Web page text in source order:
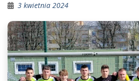
3 kwietnia 2024